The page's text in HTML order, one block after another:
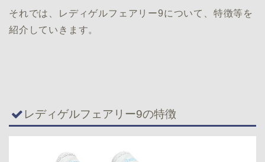
それでは、レディゲルフェアリー9について、特徴等を
紹介していきます。
レディゲルフェアリー9の特徴